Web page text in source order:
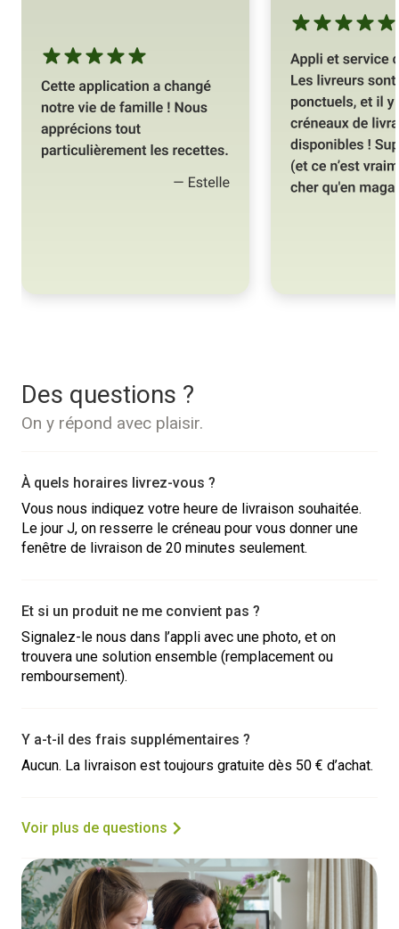
Des questions ?
On y répond avec plaisir.
À quels horaires livrez-vous ?
Vous nous indiquez votre heure de livraison souhaitée.
Le jour J, on resserre le créneau pour vous donner une
fenêtre de livraison de 20 minutes seulement.
Et si un produit ne me convient pas ?
Signalez-le nous dans l’appli avec une photo, et on
trouvera une solution ensemble (remplacement ou
remboursement).
Y a-t-il des frais supplémentaires ?
Aucun. La livraison est toujours gratuite dès 50 € d’achat.
Voir plus de questions